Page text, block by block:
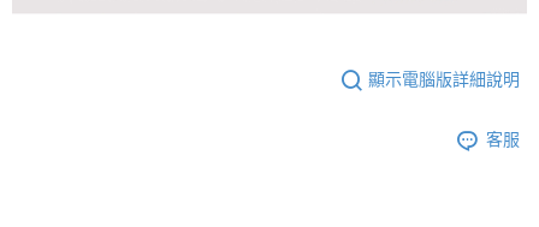
顯示電腦版詳細說明
客服